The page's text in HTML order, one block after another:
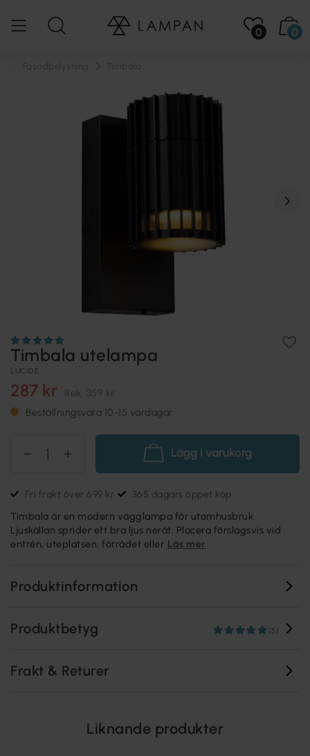
0 0
Timbala utelampa
LUCIDE
287 kr Rek. 359 kr
Beställningsvara 10-15 vardagar
Lägg i varukorg
Fri frakt över 699 kr 365 dagars öppet köp
Timbala är en modern vägglampa för utomhusbruk.
Ljuskällan sprider ett bra ljus neråt. Placera förslagsvis vid
entrén, uteplatsen, förrådet eller Läs mer
Produktinformation
Produktbetyg (5)
Frakt & Returer
Liknande produkter